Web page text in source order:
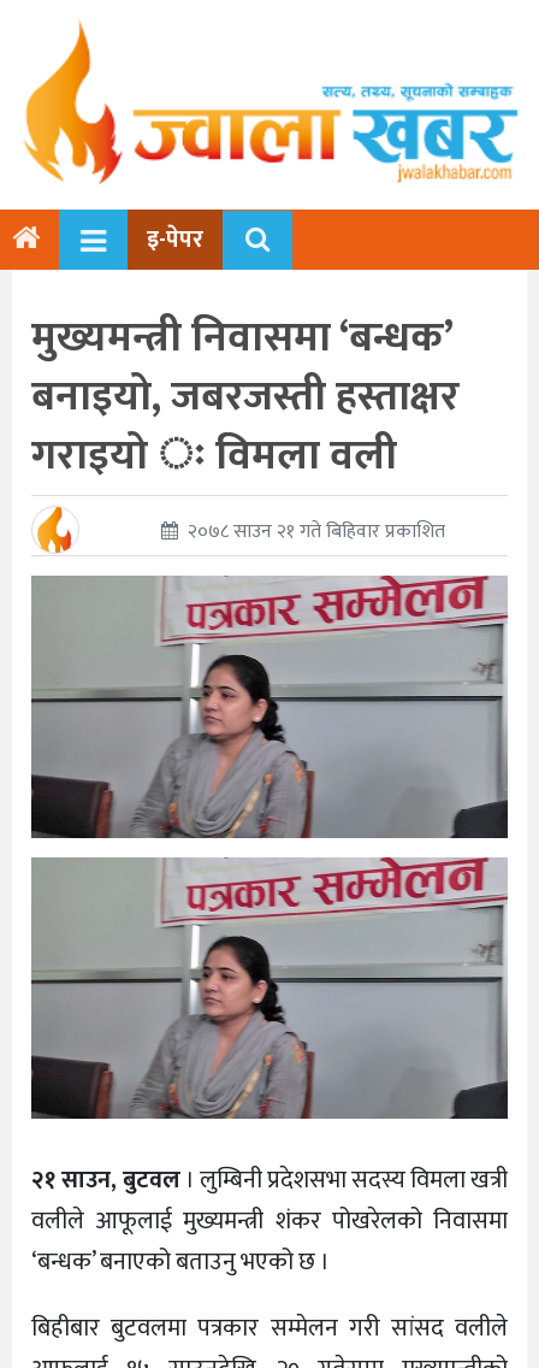
इ-पेपर
मुख्यमन्त्री निवासमा ‘बन्धक’
बनाइयो, जबरजस्ती हस्ताक्षर
गराइयो ः विमला वली
२०७८ साउन २१ गते बिहिवार प्रकाशित
२१ साउन, बुटवल । लुम्बिनी प्रदेशसभा सदस्य विमला खत्री
वलीले आफूलाई मुख्यमन्त्री शंकर पोखरेलको निवासमा
‘बन्धक’ बनाएको बताउनु भएको छ ।
बिहीबार बुटवलमा पत्रकार सम्मेलन गरी सांसद वलीले